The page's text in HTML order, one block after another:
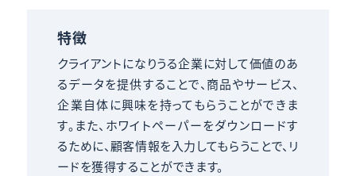
特徴
クライアントになりうる企業に対して価値のあ
るデータを提供することで、商品やサービス、
企業自体に興味を持ってもらうことができま
す。また、ホワイトペーパーをダウンロードす
るために、顧客情報を入力してもらうことで、リ
ードを獲得することができます。